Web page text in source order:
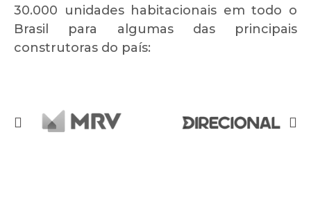
30.000 unidades habitacionais em todo o
Brasil para algumas das principais
construtoras do país: